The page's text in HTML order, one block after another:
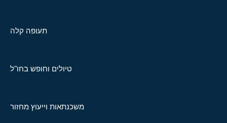
תעופה קלה
טיולים וחופש בחו"ל
משכנתאות וייעוץ מחזור